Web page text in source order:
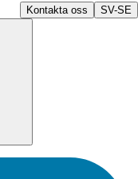
Kontakta oss SV-SE